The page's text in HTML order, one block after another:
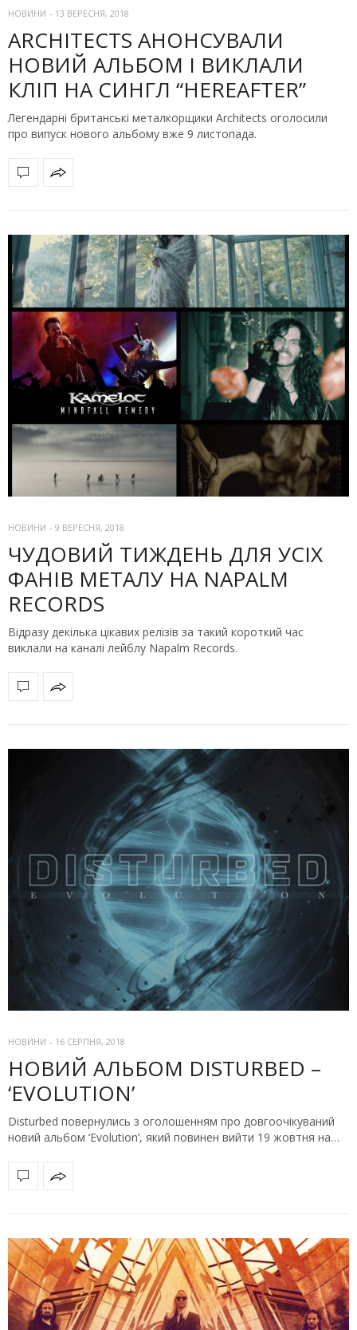
НОВИНИ - 13 ВЕРЕСНЯ, 2018
ARCHITECTS АНОНСУВАЛИ
НОВИЙ АЛЬБОМ І ВИКЛАЛИ
КЛІП НА СИНГЛ “HEREAFTER”
Легендарні британські металкорщики Architects оголосили
про випуск нового альбому вже 9 листопада.
НОВИНИ - 9 ВЕРЕСНЯ, 2018
ЧУДОВИЙ ТИЖДЕНЬ ДЛЯ УСІХ
ФАНІВ МЕТАЛУ НА NAPALM
RECORDS
Відразу декілька цікавих релізів за такий короткий час
виклали на каналі лейблу Napalm Records.
НОВИНИ - 16 СЕРПНЯ, 2018
HОВИЙ АЛЬБОМ DISTURBED –
‘EVOLUTION’
Disturbed повернулись з оголошенням про довгоочікуваний
новий альбом ‘Evolution’, який повинен вийти 19 жовтня на…